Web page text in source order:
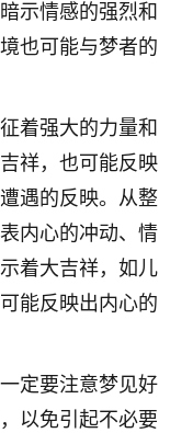
示情感的强烈和
也可能与梦者的
着强大的力量和
祥，也可能反映
遇的反映。从整
内心的冲动、情
着大吉祥，如儿
能反映出内心的
定要注意梦见好
以免引起不必要
趣
15